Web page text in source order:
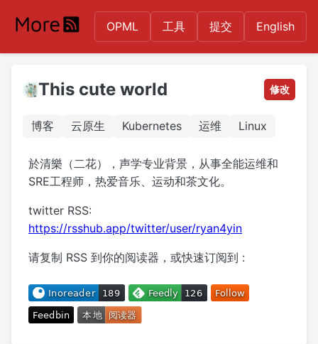
OPML 工具 提交 English
This cute world 修改
博客 云原生 Kubernetes 运维 Linux
於清樂（二花），声学专业背景，从事全能运维和
SRE工程师，热爱音乐、运动和茶文化。
twitter RSS:
https://rsshub.app/twitter/user/ryan4yin
请复制 RSS 到你的阅读器，或快速订阅到 :